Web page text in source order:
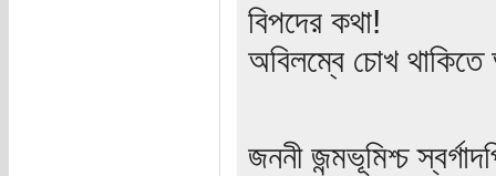
বিপদের কথা!
অবিলম্বে চোখ
জননী জন্মভূমিশ্চ